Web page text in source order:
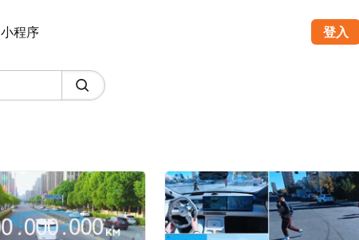
小程序 登入